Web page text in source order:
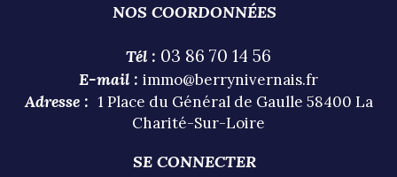
NOS COORDONNÉES
Tél : 03 86 70 14 56
E-mail : immo@berrynivernais.fr
Adresse : 1 Place du Général de Gaulle 58400 La
Charité-Sur-Loire
SE CONNECTER